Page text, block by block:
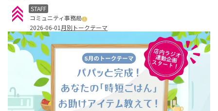
STAFF
コミュニティ事務局
2026-06-01 月別トークテーマ